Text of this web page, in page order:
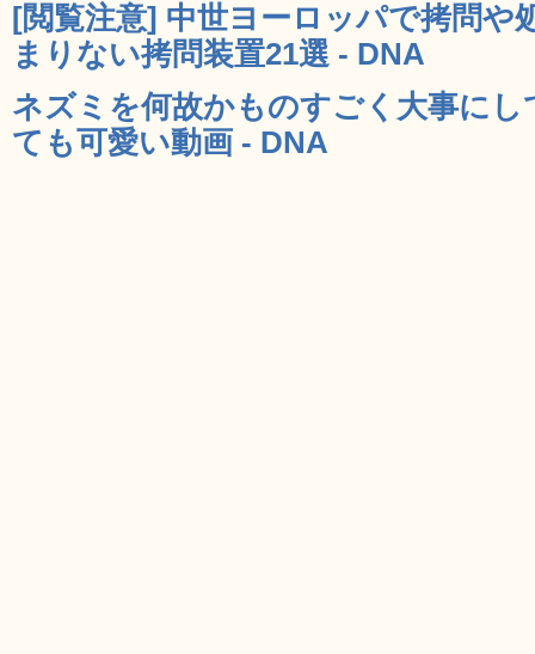
[閲覧注意] 中世ヨーロッパで拷問や
まりない拷問装置21選 - DNA
ネズミを何故かものすごく大事に
ても可愛い動画 - DNA